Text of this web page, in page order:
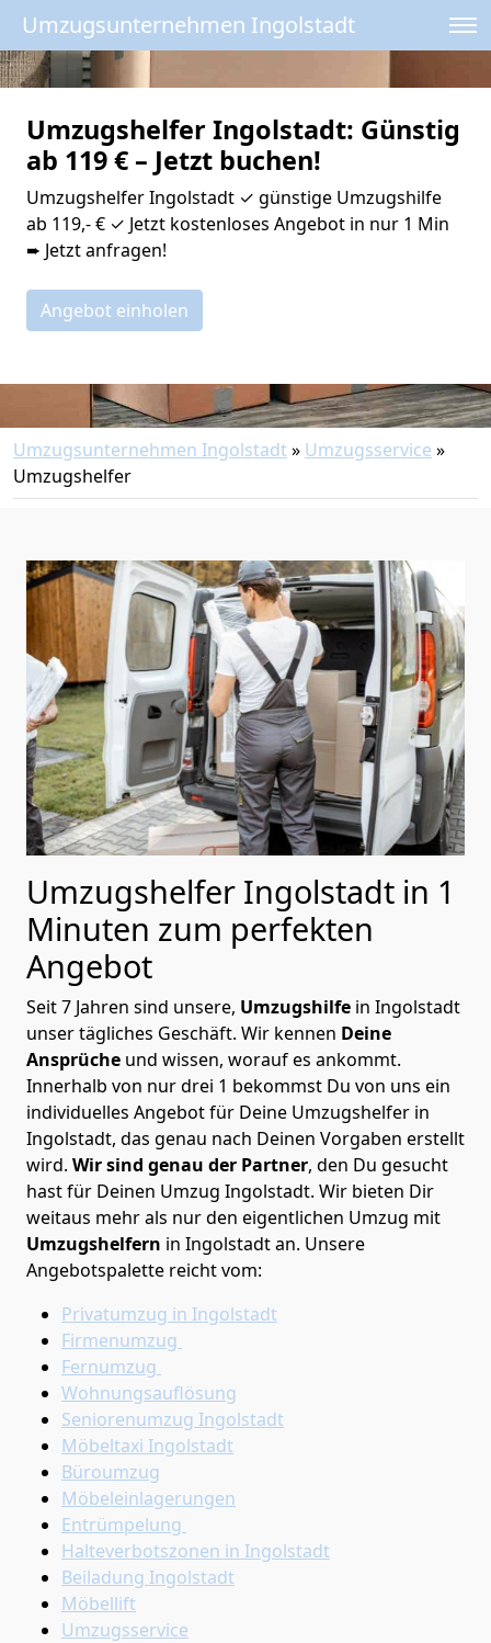
Umzugsunternehmen Ingolstadt
Umzugshelfer Ingolstadt: Günstig
ab 119 € – Jetzt buchen!
Umzugshelfer Ingolstadt ✓ günstige Umzugshilfe
ab 119,- € ✓ Jetzt kostenloses Angebot in nur 1 Min
➨ Jetzt anfragen!
Angebot einholen
Umzugsunternehmen Ingolstadt» Umzugsservice »
Umzugshelfer
Umzugshelfer Ingolstadt in 1
Minuten zum perfekten
Angebot
Seit 7 Jahren sind unsere, Umzugshilfe in Ingolstadt
unser tägliches Geschäft. Wir kennen Deine
Ansprüche und wissen, worauf es ankommt.
Innerhalb von nur drei 1 bekommst Du von uns ein
individuelles Angebot für Deine Umzugshelfer in
Ingolstadt, das genau nach Deinen Vorgaben erstellt
wird. Wir sind genau der Partner, den Du gesucht
hast für Deinen Umzug Ingolstadt. Wir bieten Dir
weitaus mehr als nur den eigentlichen Umzug mit
Umzugshelfern in Ingolstadt an. Unsere
Angebotspalette reicht vom:
Privatumzug in Ingolstadt
Firmenumzug
Fernumzug
Wohnungsauflösung
Seniorenumzug Ingolstadt
Möbeltaxi Ingolstadt
Büroumzug
Möbeleinlagerungen
Entrümpelung
Halteverbotszonen in Ingolstadt
Beiladung Ingolstadt
Möbellift
Umzugsservice